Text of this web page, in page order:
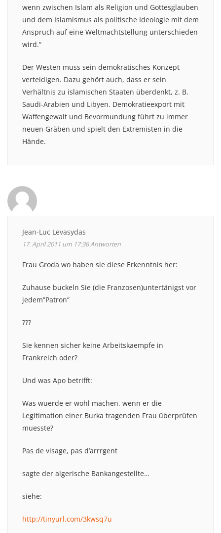
wenn zwischen Islam als Religion und Gottesglauben
und dem Islamismus als politische Ideologie mit dem
Anspruch auf eine Weltmachtstellung unterschieden
wird.“
Der Westen muss sein demokratisches Konzept
verteidigen. Dazu gehört auch, dass er sein
Verhältnis zu islamischen Staaten überdenkt, z. B.
Saudi-Arabien und Libyen. Demokratieexport mit
Waffengewalt und Bevormundung führt zu immer
neuen Gräben und spielt den Extremisten in die
Hände.
Jean-Luc Levasydas
17. April 2011 um 17:36Antworten
Frau Groda wo haben sie diese Erkenntnis her:
Zuhause buckeln Sie (die Franzosen)untertänigst vor
jedem”Patron”
???
Sie kennen sicher keine Arbeitskaempfe in
Frankreich oder?
Und was Apo betrifft:
Was wuerde er wohl machen, wenn er die
Legitimation einer Burka tragenden Frau überprüfen
muesste?
Pas de visage, pas d’arrrgent
sagte der algerische Bankangestellte…
siehe:
http://tinyurl.com/3kwsq7u